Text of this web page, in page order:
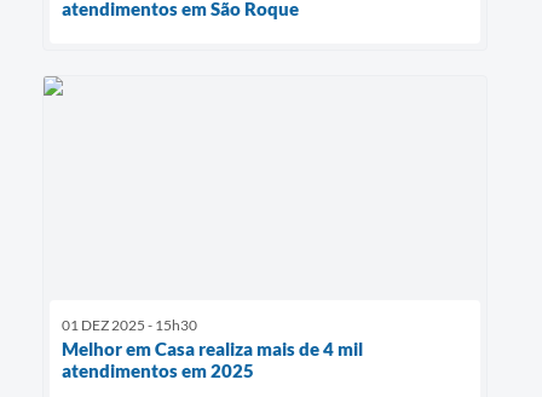
atendimentos em São Roque
01 DEZ 2025 - 15h30
Melhor em Casa realiza mais de 4 mil
atendimentos em 2025